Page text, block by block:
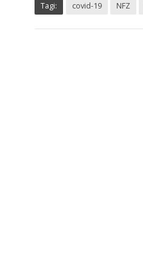
Tagi: covid-19 NFZ